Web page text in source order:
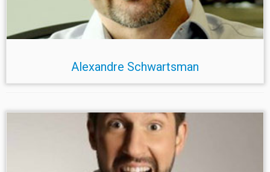
Alexandre Schwartsman